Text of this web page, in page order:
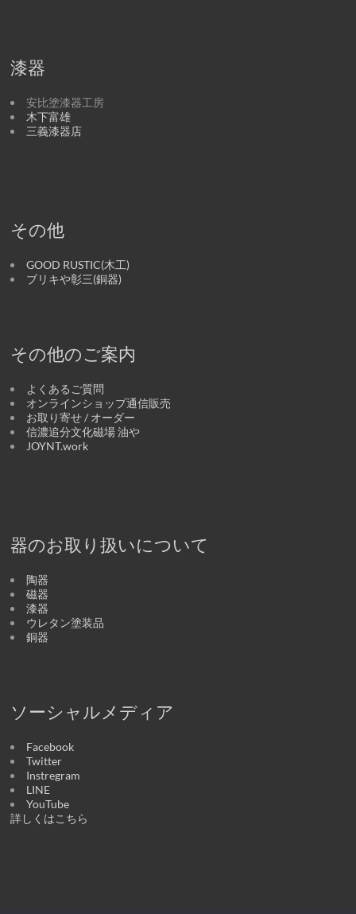
漆器
安比塗漆器工房
木下富雄
三義漆器店
その他
GOOD RUSTIC(木工)
ブリキや彰三(銅器)
その他のご案内
よくあるご質問
オンラインショップ通信販売
お取り寄せ / オーダー
信濃追分文化磁場 油や
JOYNT.work
器のお取り扱いについて
陶器
磁器
漆器
ウレタン塗装品
銅器
ソーシャルメディア
Facebook
Twitter
Instregram
LINE
YouTube
詳しくはこちら